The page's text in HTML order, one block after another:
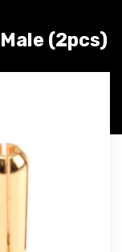
Male (2pcs)